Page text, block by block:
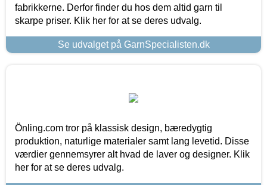
fabrikkerne. Derfor finder du hos dem altid garn til
skarpe priser. Klik her for at se deres udvalg.
Se udvalget på GarnSpecialisten.dk
Önling.com tror på klassisk design, bæredygtig
produktion, naturlige materialer samt lang levetid. Disse
værdier gennemsyrer alt hvad de laver og designer. Klik
her for at se deres udvalg.